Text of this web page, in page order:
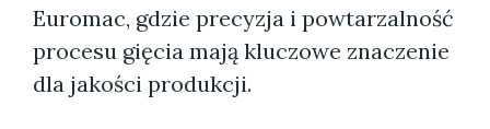
Euromac, gdzie precyzja i powtarzalność
procesu gięcia mają kluczowe znaczenie
dla jakości produkcji.